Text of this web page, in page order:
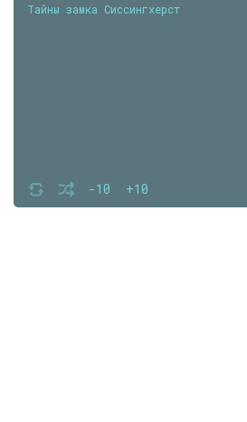
-10 +10
Тайны замка Сиссингхерст